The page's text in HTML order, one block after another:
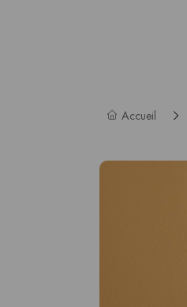
Accueil